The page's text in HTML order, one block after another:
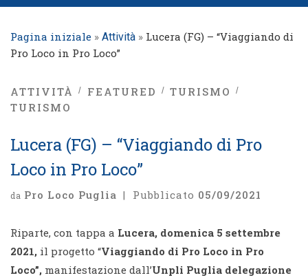
Pagina iniziale » Attività » Lucera (FG) – “Viaggiando di
Pro Loco in Pro Loco”
ATTIVITÀ FEATURED
TURISMO
TURISMO
Lucera (FG) – “Viaggiando di Pro
Loco in Pro Loco”
da Pro Loco Puglia | Pubblicato 05/09/2021
Riparte, con tappa a Lucera, domenica 5 settembre
2021, il progetto “Viaggiando di Pro Loco in Pro
Loco”, manifestazione dall’Unpli Puglia delegazione